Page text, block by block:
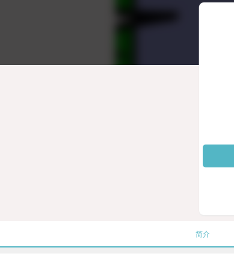
简介